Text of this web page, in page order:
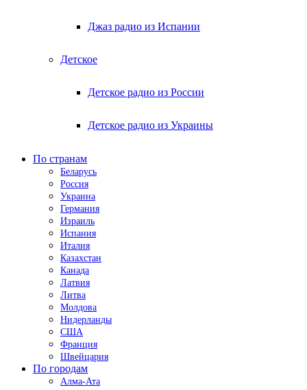
Джаз радио из Испании
Детское
Детское радио из России
Детское радио из Украины
По странам
Беларусь
Россия
Украина
Германия
Израиль
Испания
Италия
Казахстан
Канада
Латвия
Литва
Молдова
Нидерланды
США
Франция
Швейцария
По городам
Алма-Ата